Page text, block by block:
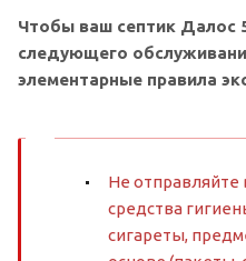
Чтобы ваш септик Далос
следующего
элементарные правила
Не отправляйте
средства
сигареты,